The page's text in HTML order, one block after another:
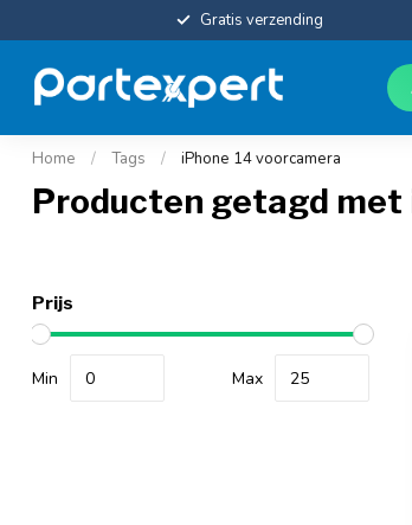
Gratis verzending
Home / Tags / iPhone 14 voorcamera
Producten getagd met
Prijs
Min Max